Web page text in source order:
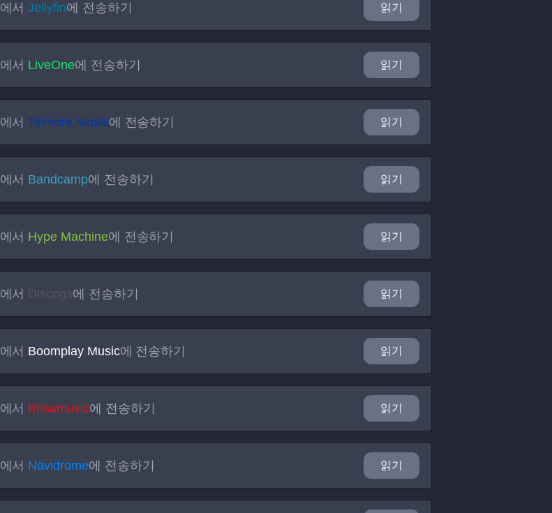
에서Jellyfin에 전송하기 읽기
에서 LiveOne에 전송하기 읽기
에서Telmore Musik에 전송하기 읽기
에서 Bandcamp에 전송하기 읽기
에서 Hype Machine에 전송하기 읽기
에서 Discogs에 전송하기 읽기
에서 Boomplay Music에 전송하기 읽기
에서 Brisamusic에 전송하기 읽기
에서 Navidrome에 전송하기 읽기